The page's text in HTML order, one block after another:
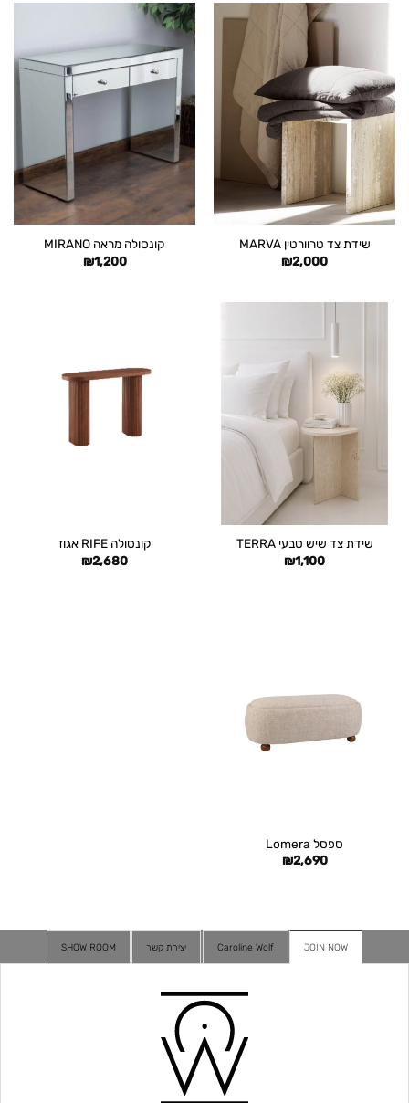
שידת צד טרוורטין MARVA
₪2,000
קונסולה מראה MIRANO
₪1,200
שידת צד שיש טבעי TERRA
₪1,100
קונסולה RIFE אגוז
₪2,680
ספסל Lomera
₪2,690
JOIN NOW
Caroline Wolf יצירת קשר SHOW ROOM